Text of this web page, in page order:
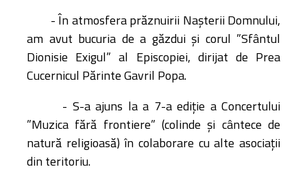
- În atmosfera prăznuirii Nașterii Domnului,
am avut bucuria de a găzdui și corul ”Sfântul
Dionisie Exigul” al Episcopiei, dirijat de Prea
Cucernicul Părinte Gavril Popa.
- S-a ajuns la a 7-a ediție a Concertului
”Muzica fără frontiere” (colinde și cântece de
natură religioasă) în colaborare cu alte asociații
din teritoriu.